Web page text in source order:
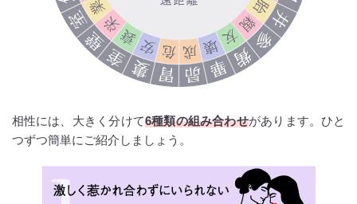
相性には、大きく分けて6種類の組み合わせがあります。ひと
つずつ簡単にご紹介しましょう。